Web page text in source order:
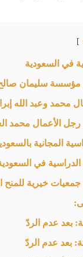
في السعودية
سليمان صالح
محمد وعبد الله
الأعمال محمد
المجانية
في
خيرية للمنح
بعد عدم الردّ
بعد عدم الردّ